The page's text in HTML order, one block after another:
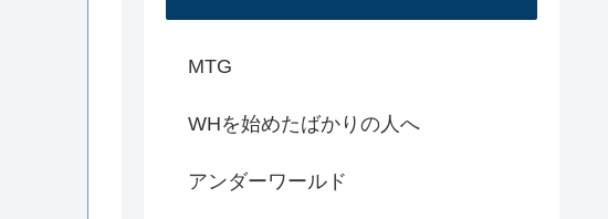
MTG
WHを始めたばかりの人へ
アンダーワールド